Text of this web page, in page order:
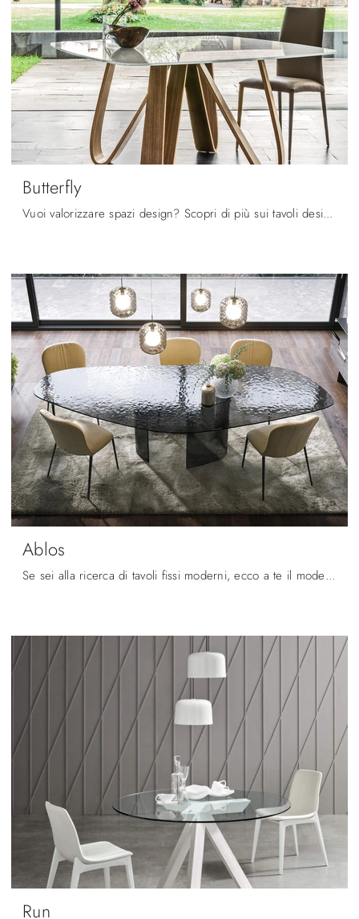
Butterfly
Vuoi valorizzare spazi design? Scopri di più sui tavoli design fissi: il modello da pranzo Butterfly ti attende.
Ablos
Se sei alla ricerca di tavoli fissi moderni, ecco a te il modello da pranzo in vetro Ablos della marca Tonin Casa.
Run